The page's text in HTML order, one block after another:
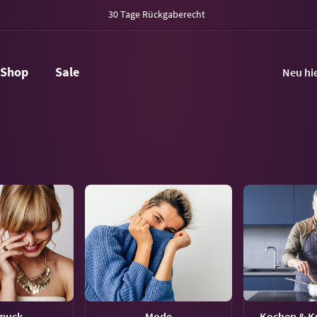
30 Tage Rückgaberecht
Shop Sale Neu